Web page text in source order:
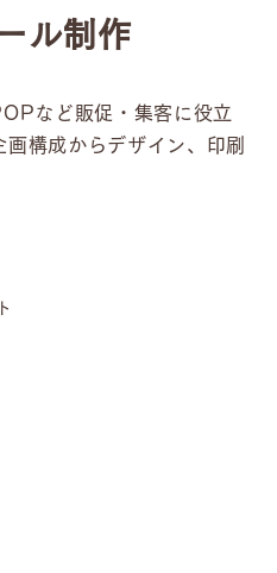
ル制作
など販促・集客に役立
構成からデザイン、印刷